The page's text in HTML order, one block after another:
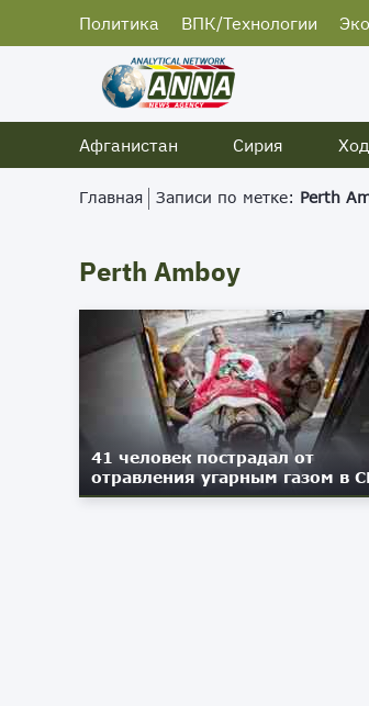
Политика ВПК/Технологии
Афганистан
Сирия
Главная Записи по метке: Perth
Perth Amboy
41 человек пострадал от
отравления угарным газом в